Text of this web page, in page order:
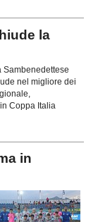
la
Sambenedettese
nel migliore dei
Coppa Italia
in